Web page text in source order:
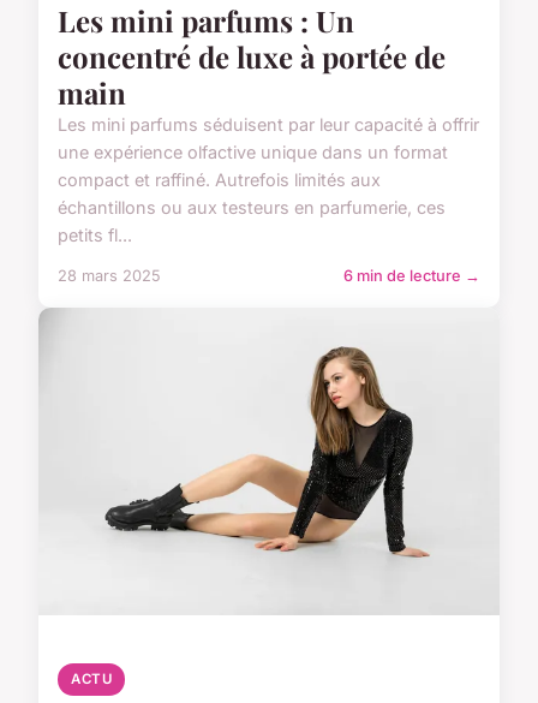
Les mini parfums : Un
concentré de luxe à portée de
main
Les mini parfums séduisent par leur capacité à offrir
une expérience olfactive unique dans un format
compact et raffiné. Autrefois limités aux
échantillons ou aux testeurs en parfumerie, ces
petits fl...
28 mars 2025 6 min de lecture →
ACTU